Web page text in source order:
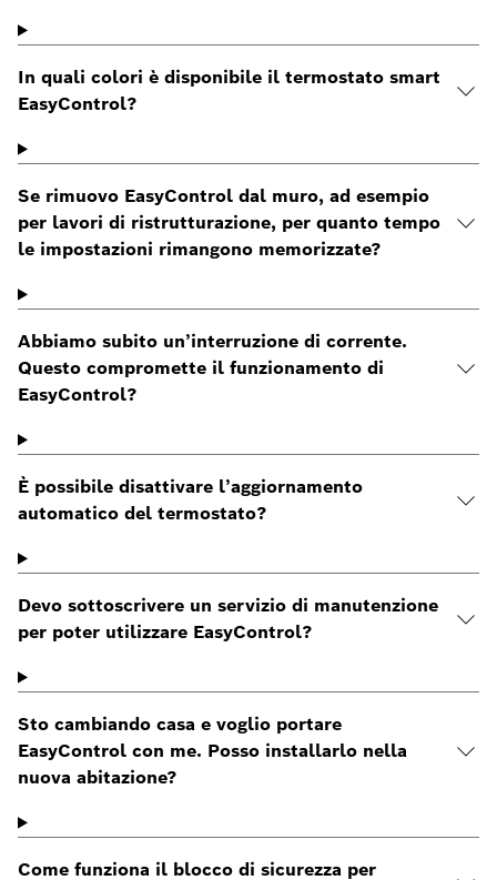
In quali colori è disponibile il termostato smart
EasyControl?
Se rimuovo EasyControl dal muro, ad esempio
per lavori di ristrutturazione, per quanto tempo
le impostazioni rimangono memorizzate?
Abbiamo subito un’interruzione di corrente.
Questo compromette il funzionamento di
EasyControl?
È possibile disattivare l’aggiornamento
automatico del termostato?
Devo sottoscrivere un servizio di manutenzione
per poter utilizzare EasyControl?
Sto cambiando casa e voglio portare
EasyControl con me. Posso installarlo nella
nuova abitazione?
Come funziona il blocco di sicurezza per